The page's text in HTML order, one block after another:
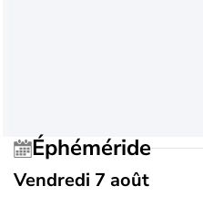
Éphéméride
Vendredi 7 août